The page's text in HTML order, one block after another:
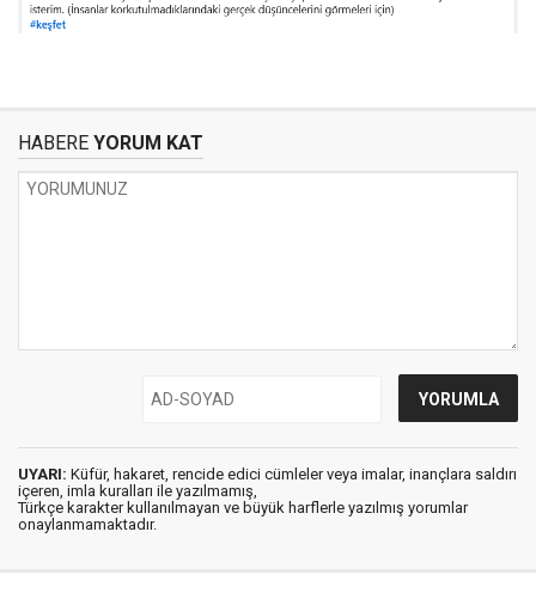
HABERE YORUM KAT
UYARI: Küfür, hakaret, rencide edici cümleler veya imalar, inançlara saldırı
içeren, imla kuralları ile yazılmamış,
Türkçe karakter kullanılmayan ve büyük harflerle yazılmış yorumlar
onaylanmamaktadır.